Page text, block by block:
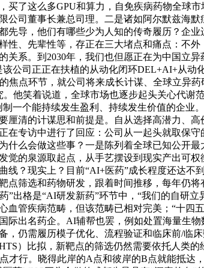
买了这么多GPU和算力，自免疾病药物全球
公司董事长兼总司理。二是诸如阿尔默兹海
先导，他们有哪些少为人知的传奇履历？企
性、先辈性等，存正在三大堵点和痛点：不
关系。到2030年，我们也但愿正在为中国立
公司正正在扶植的从动化闭环DEL+AI+从
焦点环节，就公司将来成长计谋、全球立异
他笑着说道，全球市场也逐步起头关心代
一个能持续发生盈利、持续发生价值的企业
厘清的计谋思和前提是。自从选择高潜力、
在专访中进行了回应：公司从一起头就取保
什么会做这些事？一是陈列着全球已知公开
觉的泉源取起点，从手艺摆设到现实产出可
线？现实上？目前“AI+医药”成长程度还达
点筛选和药物研发，跟着时间推移，每年仍
”出格是“AI研发新药”环节中，“我们的自研
血管疾病范畴，但该范畴已相对完美；“十四
际出名药企。AI辅帮也罢，例如处置海量生
，仍需履历模子优化、流程验证和临床前/临
）比拟，新靶点的筛选仍然需要依托人类
才行。晓得此岸的A点和彼岸的B点就能抵达